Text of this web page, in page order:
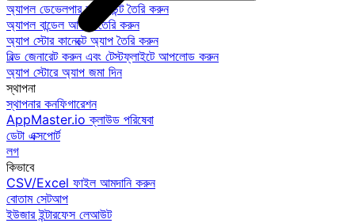
অ্যাপল ডেভেলপার অ্যাকাউন্ট তৈরি করুন
অ্যাপল বান্ডেল আইডি তৈরি করুন
অ্যাপ স্টোর কানেক্টে অ্যাপ তৈরি করুন
বিল্ড জেনারেট করুন এবং টেস্টফ্লাইটে আপলোড করুন
অ্যাপ স্টোরে অ্যাপ জমা দিন
স্থাপনা
স্থাপনার কনফিগারেশন
AppMaster.io ক্লাউড পরিষেবা
ডেটা এক্সপোর্ট
লগ
কিভাবে
CSV/Excel ফাইল আমদানি করুন
বোতাম সেটআপ
ইউজার ইন্টারফেস লেআউট